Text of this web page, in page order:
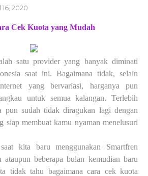
2020
Cek Kuota yang Mudah
satu provider yang banyak diminati
saat ini. Bagaimana tidak, selain
yang bervariasi, harganya pun
untuk semua kalangan. Terlebih
pun sudah tidak diragukan lagi dengan
siap membuat kamu nyaman menelusuri
kita baru menggunakan Smartfren
ataupun beberapa bulan kemudian baru
tidak tahu bagaimana cara cek kuota